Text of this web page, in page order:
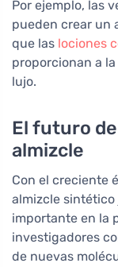
Por ejemplo, las
pueden crear un
que las lociones
proporcionan a
lujo.
El futuro
almizcle
Con el creciente
almizcle sintético
importante en la
investigadores
de nuevas